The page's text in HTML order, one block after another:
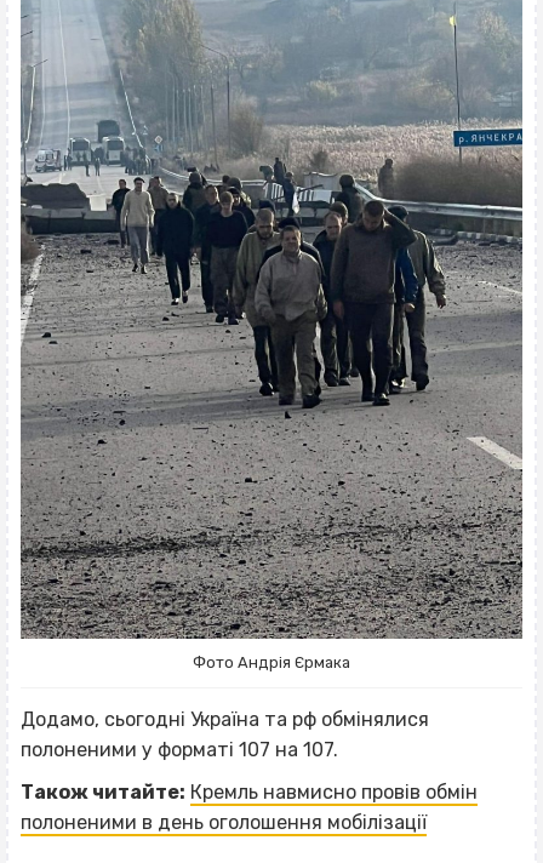
Фото Андрія Єрмака
Додамо, сьогодні Україна та рф обмінялися
полоненими у форматі 107 на 107.
Також читайте: Кремль навмисно провів обмін
полоненими в день оголошення мобілізації